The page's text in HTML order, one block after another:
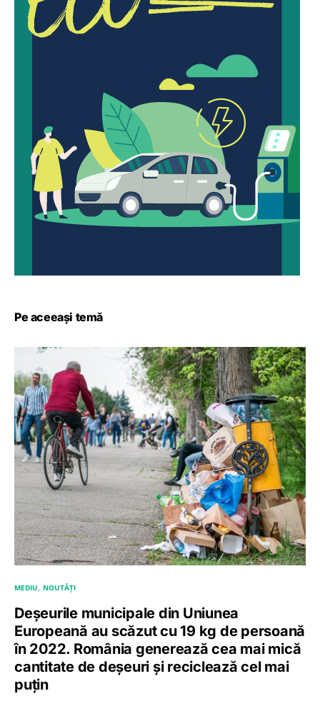
Pe aceeași temă
MEDIU NOUTĂȚI
Deșeurile municipale din Uniunea
Europeană au scăzut cu 19 kg de persoană
în 2022. România generează cea mai mică
cantitate de deșeuri și reciclează cel mai
puțin